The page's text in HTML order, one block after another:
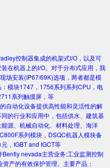
控制器集成的机架式I/O，以及可
在机器上的I/O。对于分布式应用，我
场安装(IP67/69K)选项，两者都是模
模块1747，1756系列系列CPU，电
系列触摸屏，等
自动化设备提供高性能和灵活性的解
的行业和应用中，包括供水、建筑基
源、机械自动化、材料处理、海洋
系列模块，DSQC机器人模块备
，IGBT and IGCT等
Bently nevada主营业务:工业监测控制
产的有效保护管理。主要产品：